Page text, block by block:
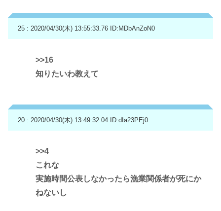
25 : 2020/04/30(木) 13:55:33.76 ID:MDbAnZoN0
>>16
知りたいわ教えて
20 : 2020/04/30(木) 13:49:32.04 ID:dIa23PEj0
>>4
これな
実施時間公表しなかったら漁業関係者が死にか
ねないし